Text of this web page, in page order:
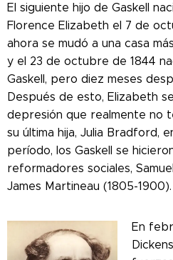
El siguiente hijo de Gaskell
Florence Elizabeth el 7 de
ahora se mudó a una casa
y el 23 de octubre de 1844
Gaskell, pero diez meses
Después de esto, Elizabeth
depresión que realmente no
su última hija, Julia Bradford,
período, los Gaskell se
reformadores sociales,
James Martineau (1805-1900).
En